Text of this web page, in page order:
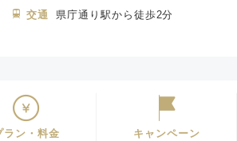
交通 県庁通り駅から徒歩2分
ラン・料金 キャンペーン